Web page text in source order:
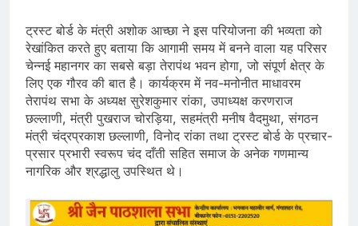
ट्रस्ट बोर्ड के मंत्री अशोक आच्छा ने इस परियोजना की भव्यता को
रेखांकित करते हुए बताया कि आगामी समय में बनने वाला यह परिसर
चेन्नई महानगर का सबसे बड़ा तेरापंथ भवन होगा, जो संपूर्ण क्षेत्र के
लिए एक गौरव की बात है। कार्यक्रम में नव-मनोनीत माधावरम
तेरापंथ सभा के अध्यक्ष सुरेशकुमार रांका, उपाध्यक्ष करणराज
छल्लाणी, मंत्री पुखराज चोरड़िया, सहमंत्री मनीष वैदमुथा, संगठन
मंत्री चंद्रप्रकाश छल्लाणी, विनोद रांका तथा ट्रस्ट बोर्ड के प्रचार-
प्रसार प्रभारी स्वरूप चंद दाँती सहित समाज के अनेक गणमान्य
नागरिक और श्रद्धालु उपस्थित थे।